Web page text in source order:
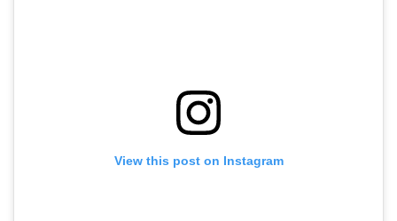
View this post on Instagram